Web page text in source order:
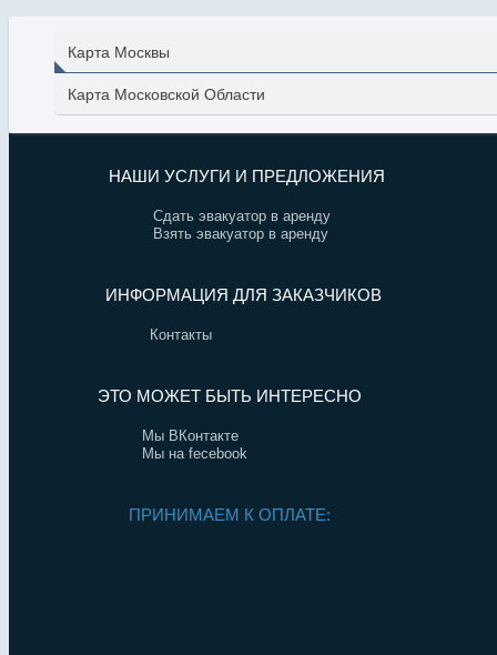
Карта Москвы
Карта Московской Области
НАШИ УСЛУГИ И ПРЕДЛОЖЕНИЯ
Сдать эвакуатор в аренду
Взять эвакуатор в аренду
ИНФОРМАЦИЯ ДЛЯ ЗАКАЗЧИКОВ
Контакты
ЭТО МОЖЕТ БЫТЬ ИНТЕРЕСНО
Мы ВКонтакте
Мы на fecebook
ПРИНИМАЕМ К ОПЛАТЕ: